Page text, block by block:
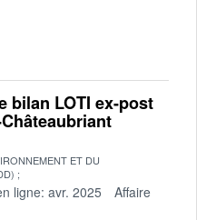
bilan LOTI ex-post
ET DU
ligne: avr. 2025
Affaire